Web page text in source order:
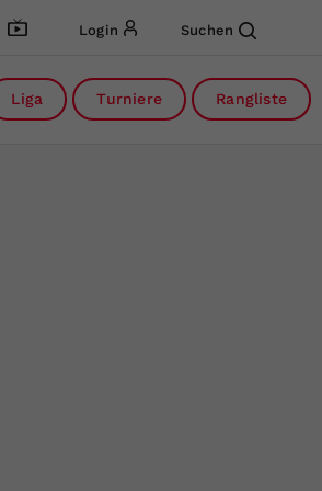
Login Suchen
Liga Turniere Rangliste